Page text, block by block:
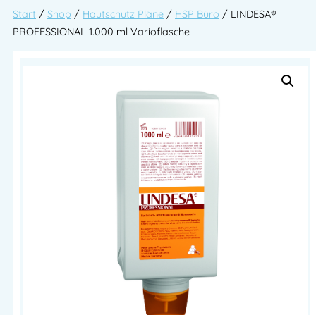
Start / Shop / Hautschutz Pläne / HSP Büro / LINDESA®
PROFESSIONAL 1.000 ml Varioflasche